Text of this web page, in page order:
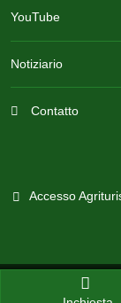
YouTube
Notiziario
Contatto
Accesso
Software per portali